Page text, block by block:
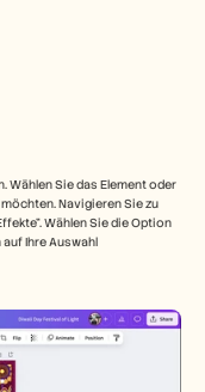
Wählen Sie das Element oder
Navigieren Sie zu
Wählen Sie die Option
auf Ihre Auswahl